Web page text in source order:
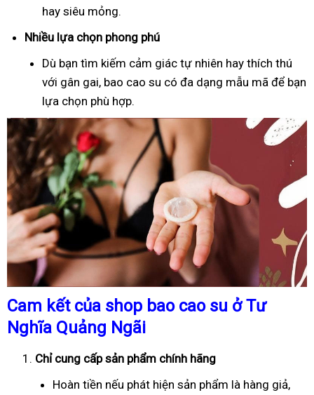
hay siêu mỏng.
Nhiều lựa chọn phong phú
Dù bạn tìm kiếm cảm giác tự nhiên hay thích thú
với gân gai, bao cao su có đa dạng mẫu mã để bạn
lựa chọn phù hợp.
Cam kết của shop bao cao su ở Tư
Nghĩa Quảng Ngãi
Chỉ cung cấp sản phẩm chính hãng
Hoàn tiền nếu phát hiện sản phẩm là hàng giả,